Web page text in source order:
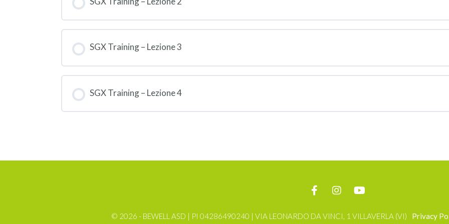
SGX Training – Lezione 3
SGX Training – Lezione 4
© 2026 - BEWELL ASD | PI 04286490240 | VIA LEONARDO DA VINCI, 1 VILLAVERLA (VI) Privacy